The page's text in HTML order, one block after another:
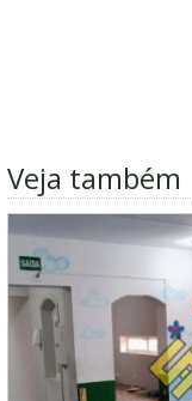
Veja também